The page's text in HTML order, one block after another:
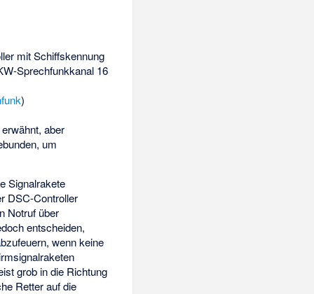
mit Schiffskennung
Sprechfunkkanal 16
)
erwähnt, aber
um
Signalrakete
DSC-Controller
Notruf über
entscheiden,
wenn keine
grob in die Richtung
Retter auf die